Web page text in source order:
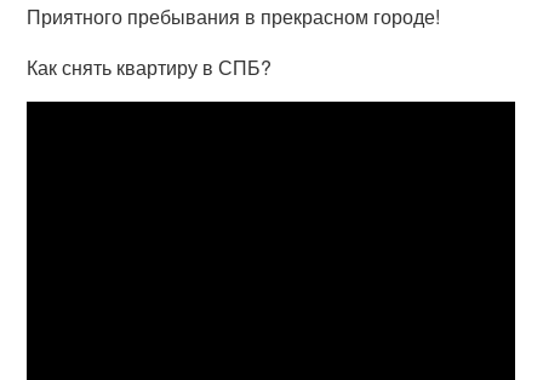
Приятного пребывания в прекрасном городе!
Как снять квартиру в СПБ?